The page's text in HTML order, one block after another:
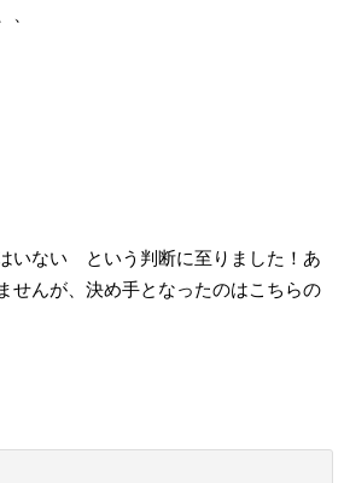
いない という判断に至りました！あ
せんが、決め手となったのはこちらの